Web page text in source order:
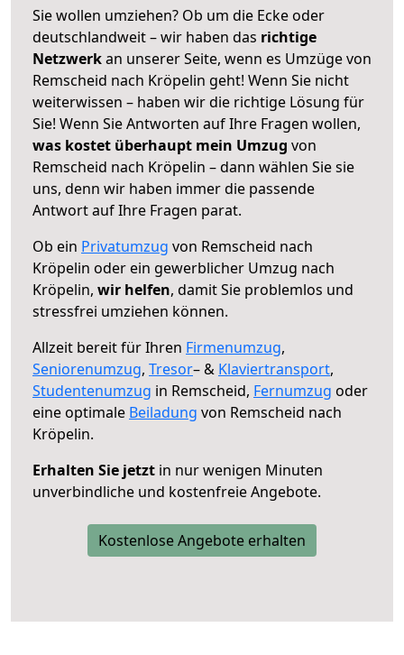
Sie wollen umziehen? Ob um die Ecke oder
deutschlandweit – wir haben das richtige
Netzwerkan unserer Seite, wenn es Umzüge von
Remscheid nach Kröpelin geht! Wenn Sie nicht
weiterwissen – haben wir die richtige Lösung für
Sie! Wenn Sie Antworten auf Ihre Fragen wollen,
was kostet überhaupt mein Umzug von
Remscheid nach Kröpelin – dann wählen Sie sie
uns, denn wir haben immer die passende
Antwort auf Ihre Fragen parat.
Ob ein Privatumzug von Remscheid nach
Kröpelin oder ein gewerblicher Umzug nach
Kröpelin, wir helfen, damit Sie problemlos und
stressfrei umziehen können.
Allzeit bereit für Ihren Firmenumzug,
Seniorenumzug, Tresor– & Klaviertransport,
Studentenumzug in Remscheid, Fernumzug oder
eine optimale Beiladung von Remscheid nach
Kröpelin.
Erhalten Sie jetzt in nur wenigen Minuten
unverbindliche und kostenfreie Angebote.
Kostenlose Angebote erhalten